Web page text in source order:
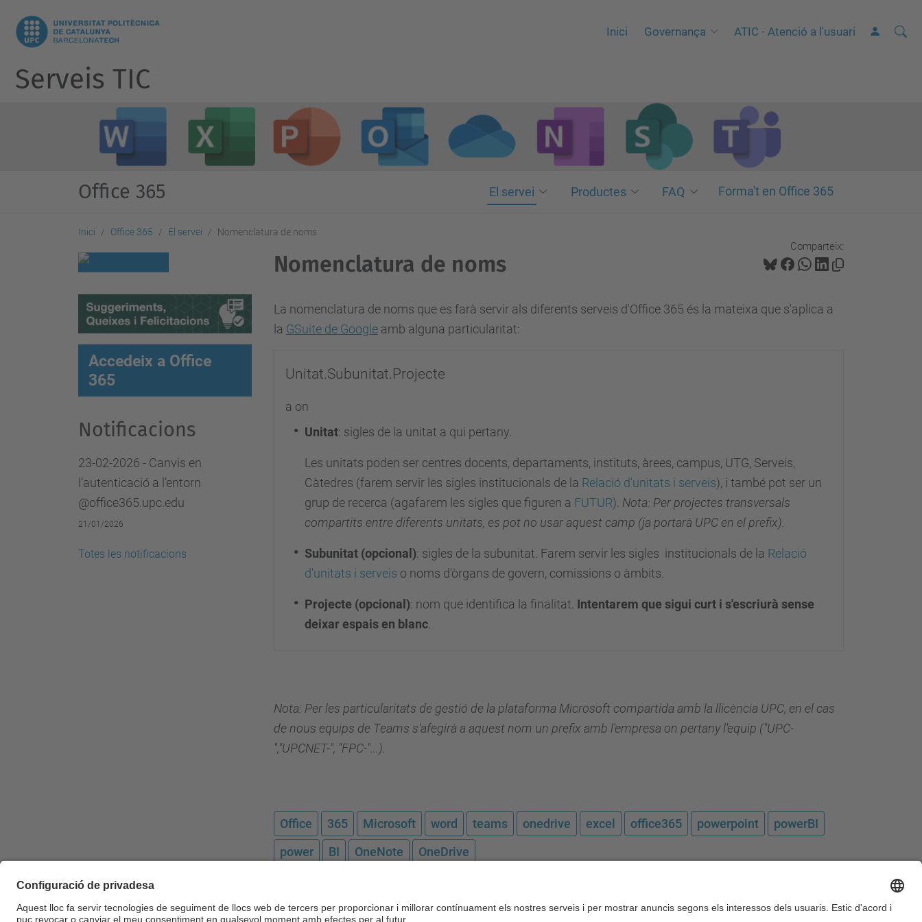
Inici Governança ATIC - Atenció a l'usuari Cerca
C
Serveis TIC
Office 365 El servei Productes FAQ Forma't en Office 365
Inici Office 365 El servei Nomenclatura de noms
Comparteix:
Nomenclatura de noms
La nomenclatura de noms que es farà servir als diferents serveis d'Office 365 és la mateixa que s'aplica a
la GSuite de Google amb alguna particularitat:
Unitat.Subunitat.Projecte
a on
Unitat: sigles de la unitat a qui pertany.
Les unitats poden ser centres docents, departaments, instituts, àrees, campus, UTG, Serveis,
Càtedres (farem servir les sigles institucionals de la Relació d'unitats i serveis), i també pot ser un
grup de recerca (agafarem les sigles que figuren a FUTUR). Nota: Per projectes transversals
compartits entre diferents unitats, es pot no usar aquest camp (ja portarà UPC en el prefix).
Subunitat (opcional): sigles de la subunitat. Farem servir les sigles institucionals de la Relació
d'unitats i serveis o noms d'òrgans de govern, comissions o àmbits.
Projecte (opcional): nom que identifica la finalitat. Intentarem que sigui curt i s'escriurà sense
deixar espais en blanc
Nota: Per les particularitats de gestió de la plataforma Microsoft compartida amb la llicència UPC, en el cas
de nous equips de Teams s'afegirà a aquest nom un prefix amb l'empresa on pertany l'equip ("UPC-
","UPCNET-", "FPC-"...).
Office 365 Microsoft word teams onedrive excel office365 powerpoint
powerBI
power
BI OneNote OneDrive
Accedeix a Office
365
Notificacions
23-02-2026 - Canvis en
l’autenticació a l’entorn
@office365.upc.edu
21/01/2026
Totes les notificacions